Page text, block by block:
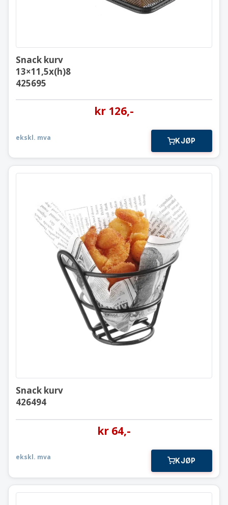
Snack kurv
13×11,5x(h)8
425695
kr 126,-
ekskl. mva KJØP
Snack kurv
426494
Snack kurv
426494
kr 64,-
ekskl. mva KJØP